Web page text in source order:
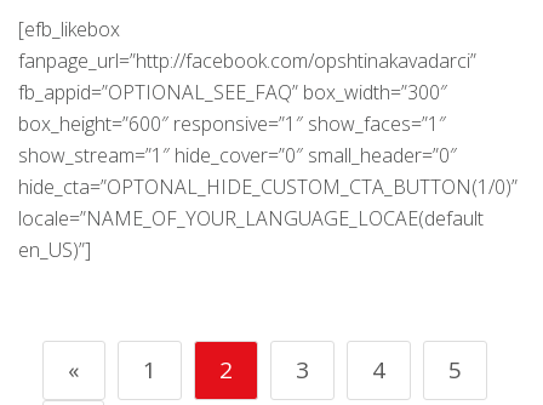
[efb_likebox
fanpage_url=”http://facebook.com/opshtinakavadarci”
fb_appid=”OPTIONAL_SEE_FAQ” box_width=”300″
box_height=”600″ responsive=”1″ show_faces=”1″
show_stream=”1″ hide_cover=”0″ small_header=”0″
hide_cta=”OPTONAL_HIDE_CUSTOM_CTA_BUTTON(1/0)”
locale=”NAME_OF_YOUR_LANGUAGE_LOCAE(default
en_US)”]
« 1 2 3 4
5